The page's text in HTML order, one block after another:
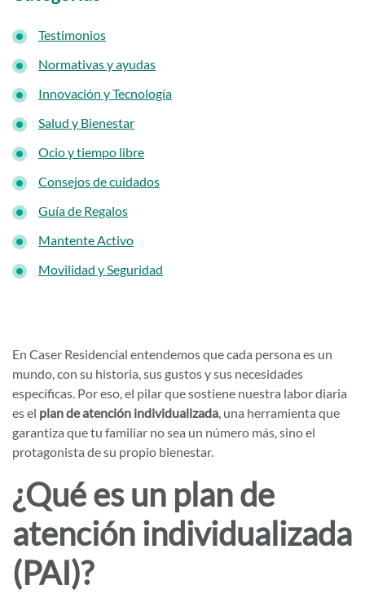
Testimonios
Normativas y ayudas
Innovación y Tecnología
Salud y Bienestar
Ocio y tiempo libre
Consejos de cuidados
Guía de Regalos
Mantente Activo
Movilidad y Seguridad
En Caser Residencial entendemos que cada persona es un
mundo, con su historia, sus gustos y sus necesidades
específicas. Por eso, el pilar que sostiene nuestra labor diaria
es el plan de atención individualizada, una herramienta que
garantiza que tu familiar no sea un número más, sino el
protagonista de su propio bienestar.
¿Qué es un plan de
atención individualizada
(PAI)?